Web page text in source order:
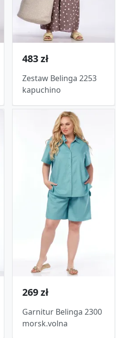
483 zł
Zestaw Belinga 2253
kapuchino
269 zł
Garnitur Belinga 2300
morsk.volna